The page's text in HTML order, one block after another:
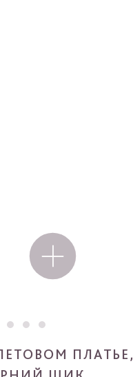
ПЛАТЬЕ,